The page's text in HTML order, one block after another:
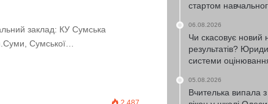
заклад: КУ Сумська
Сумської…
стартом
06.08.2026
Чи скасовує новий
результатів?
системи
05.08.2026
Вчителька випала з